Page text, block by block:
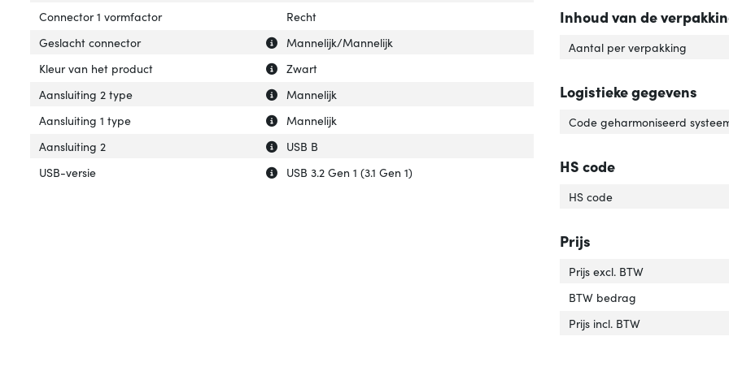
Connector 1 vormfactor
Recht
Uitleg over 'Geslacht connector'
Verberg uitleg over 'Geslacht connector'
Geslacht connector
Mannelijk/Mannelijk
Uitleg over 'Kleur van het product'
Verberg uitleg over 'Kleur van het product'
Kleur van het product
Zwart
Uitleg over 'Aansluiting 2 type'
Verberg uitleg over 'Aansluiting 2 type'
Aansluiting 2 type
Mannelijk
Uitleg over 'Aansluiting 1 type'
Verberg uitleg over 'Aansluiting 1 type'
Aansluiting 1 type
Mannelijk
Uitleg over 'Aansluiting 2'
Verberg uitleg over 'Aansluiting 2'
Aansluiting 2
USB B
Uitleg over 'USB-versie'
Verberg uitleg over 'USB-versie'
USB-versie USB 3.2 Gen 1 (3.1 Gen 1)
Inhoud van de
Aantal per verpakking
Logistieke gegevens
Code geharmoniseerd
HS code
HS code
Prijs
Prijs excl. BTW
BTW bedrag
Prijs incl. BTW